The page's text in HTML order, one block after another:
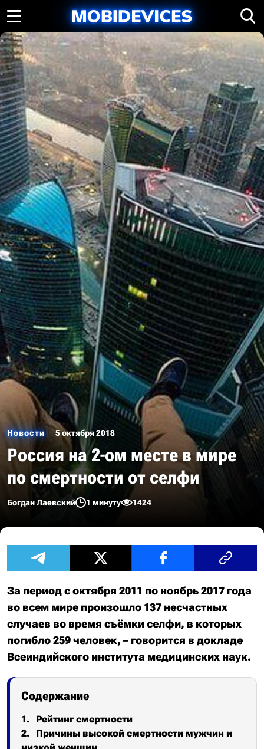
Новости 5 октября 2018
Россия на 2-ом месте в мире
по смертности от селфи
Богдан Лаевский 1 минуту 1424
За период с октября 2011 по ноябрь 2017 года
во всем мире произошло 137 несчастных
случаев во время съёмки селфи, в которых
погибло 259 человек, – говорится в докладе
Всеиндийского института медицинских наук.
Содержание
Рейтинг смертности
Причины высокой смертности мужчин и